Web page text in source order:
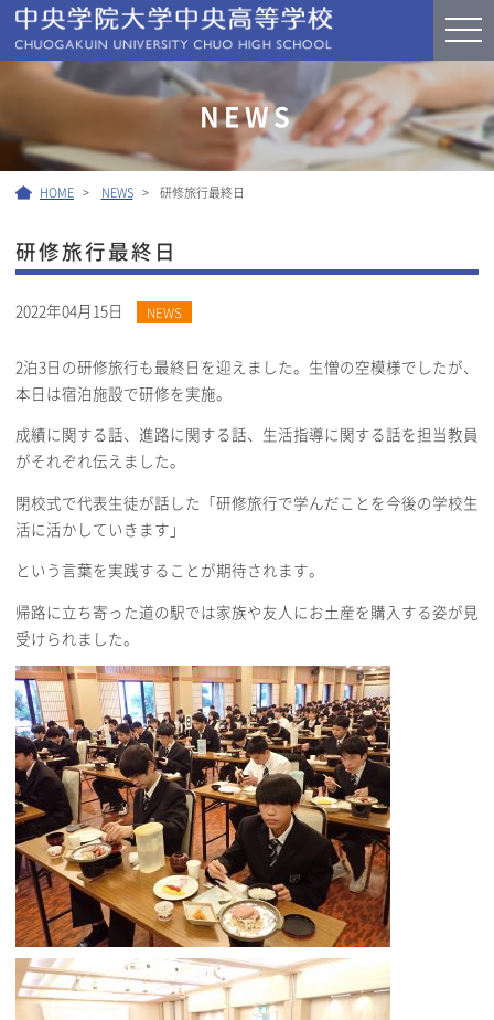
NEWS
HOME NEWS 研修旅行最終日
研修旅行最終日
2022年04月15日 NEWS
2泊3日の研修旅行も最終日を迎えました。生憎の空模様でしたが、
本日は宿泊施設で研修を実施。
成績に関する話、進路に関する話、生活指導に関する話を担当教員
がそれぞれ伝えました。
閉校式で代表生徒が話した「研修旅行で学んだことを今後の学校生
活に活かしていきます」
という言葉を実践することが期待されます。
帰路に立ち寄った道の駅では家族や友人にお土産を購入する姿が見
受けられました。